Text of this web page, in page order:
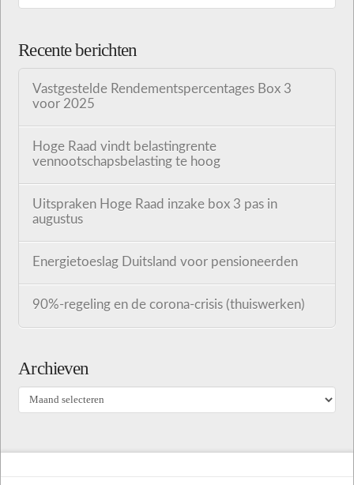
Recente berichten
Vastgestelde Rendementspercentages Box 3
voor 2025
Hoge Raad vindt belastingrente
vennootschapsbelasting te hoog
Uitspraken Hoge Raad inzake box 3 pas in
augustus
Energietoeslag Duitsland voor pensioneerden
90%-regeling en de corona-crisis (thuiswerken)
Archieven
Archieven